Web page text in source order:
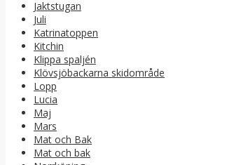
Jaktstugan
Juli
Katrinatoppen
Kitchin
Klippa spaljén
Klövsjöbackarna skidområde
Lopp
Lucia
Maj
Mars
Mat och Bak
Mat och bak